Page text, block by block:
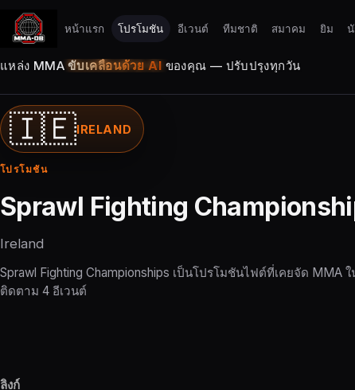
หน้าแรก โปรโมชัน อีเวนต์ ทีมชาติ สมาคม ยิม
แหล่ง MMAขับเคลื่อนด้วย AI ของคุณ — ปรับปรุงทุกวัน
🇮🇪IRELAND
โปรโมชัน
Sprawl Fighting
Ireland
Sprawl Fighting Championships เป็นโปรโมชันไฟต์ที่เคยจัด MMA
ติดตาม 4 อีเวนต์
ลิงก์